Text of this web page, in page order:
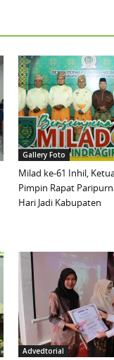
Gallery Foto
Milad ke-61 Inhil,
Pimpin Rapat
Hari Jadi Kabupaten
Advedtorial